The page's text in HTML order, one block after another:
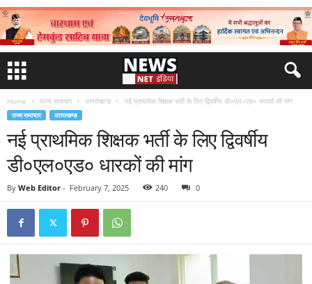
Home राज्य समाचार उत्तराखण्ड नई प्राथमिक शिक्षक भर्ती के लिए द्विवर्षीय डी०एल०एड० धारकों की मांग
राज्य समाचार उत्तराखण्ड
नई प्राथमिक शिक्षक भर्ती के लिए द्विवर्षीय
डी०एल०एड० धारकों की मांग
By Web Editor - February 7, 2025 240 0